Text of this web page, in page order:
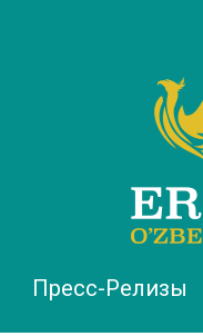
Пресс-Релизы